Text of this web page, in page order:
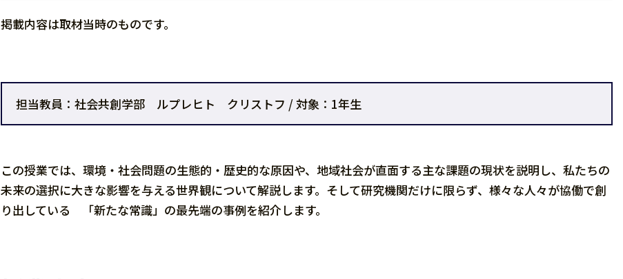
掲載内容は取材当時のものです。
担当教員：社会共創学部 ルプレヒト クリストフ / 対象：1年生
この授業では、環境・社会問題の生態的・歴史的な原因や、地域社会が直面する主な課題の現状を説明し、私たちの
未来の選択に大きな影響を与える世界観について解説します。そして研究機関だけに限らず、様々な人々が協働で創
り出している 「新たな常識」の最先端の事例を紹介します。